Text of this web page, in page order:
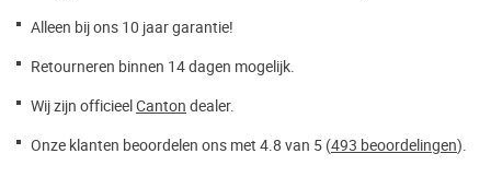
Alleen bij ons 10 jaar garantie!
Retourneren binnen 14 dagen mogelijk.
Wij zijn officieelCanton dealer.
Onze klanten beoordelen ons met 4.8 van 5 (493 beoordelingen).